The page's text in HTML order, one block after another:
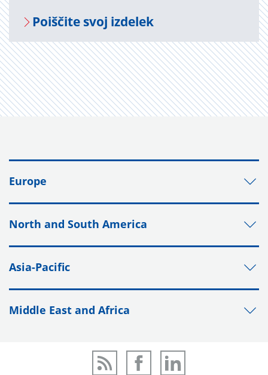
Po­i­šči­te svoj iz­de­lek
Europe
North and South America
Asia-Pacific
Middle East and Africa